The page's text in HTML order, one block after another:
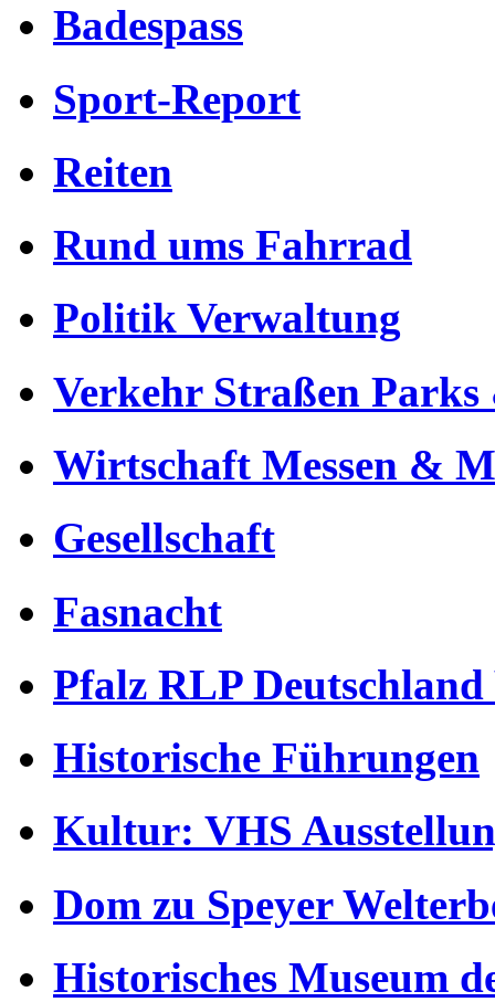
Badespass
Sport-Report
Reiten
Rund ums Fahrrad
Politik Verwaltung
Verkehr Straßen Parks
Wirtschaft Messen &
Gesellschaft
Fasnacht
Pfalz RLP
Historische Führungen
Kultur: VHS
Dom zu Speyer
Historisches Museum